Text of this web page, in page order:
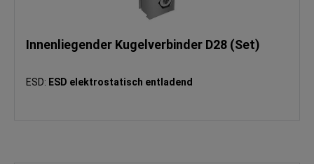
Innenliegender Kugelverbinder D28 (Set)
ESD: ESD elektrostatisch entladend